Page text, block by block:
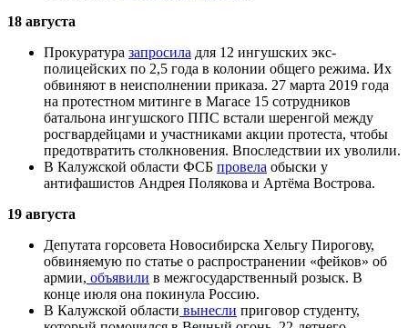
18 августа
Прокуратура запросила для 12 ингушских экс-
полицейских по 2,5 года в колонии общего режима. Их
обвиняют в неисполнении приказа. 27 марта 2019 года
на протестном митинге в Магасе 15 сотрудников
батальона ингушского ППС встали шеренгой между
росгвардейцами и участниками акции протеста, чтобы
предотвратить столкновения. Впоследствии их уволили.
В Калужской области ФСБ провела обыски у
антифашистов Андрея Полякова и Артёма Вострова.
19 августа
Депутата горсовета Новосибирска Хельгу Пирогову,
обвиняемую по статье о распространении «фейков» об
армии, объявили в межгосударственный розыск. В
конце июля она покинула Россию.
В Калужской области вынесли приговор студенту,